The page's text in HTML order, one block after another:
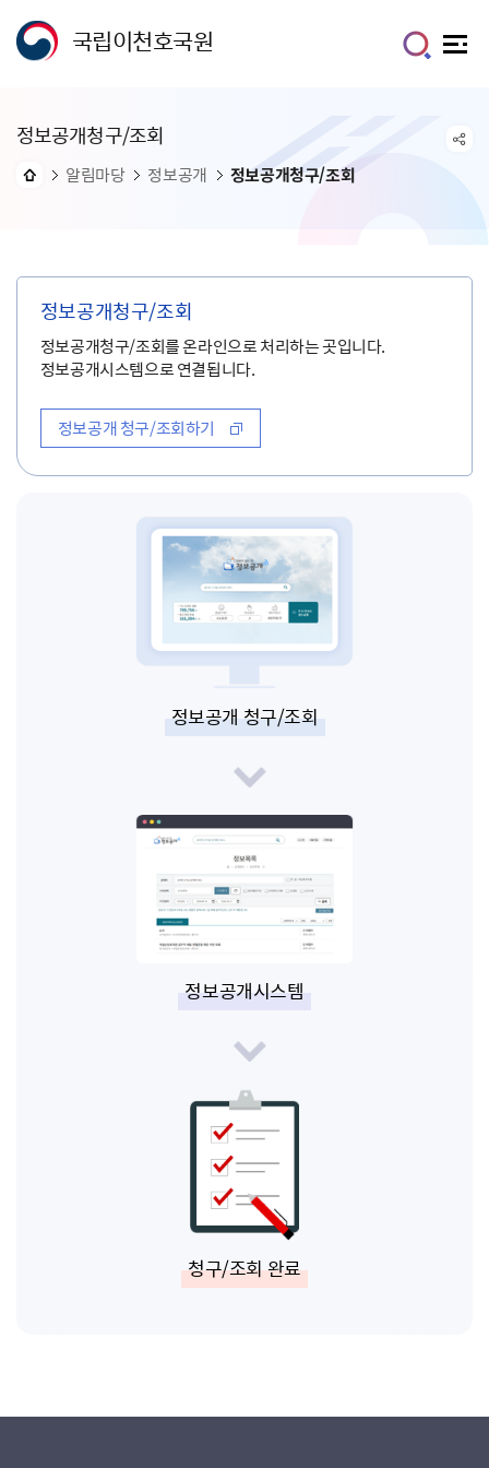
국립이천호국원
정보공개청구/조회
알림마당 정보공개 정보공개청구/조회
정보공개청구/조회
정보공개청구/조회를 온라인으로 처리하는 곳입니다.
정보공개시스템으로 연결됩니다.
정보공개 청구/조회하기
정보공개 청구/조회
정보공개시스템
청구/조회 완료